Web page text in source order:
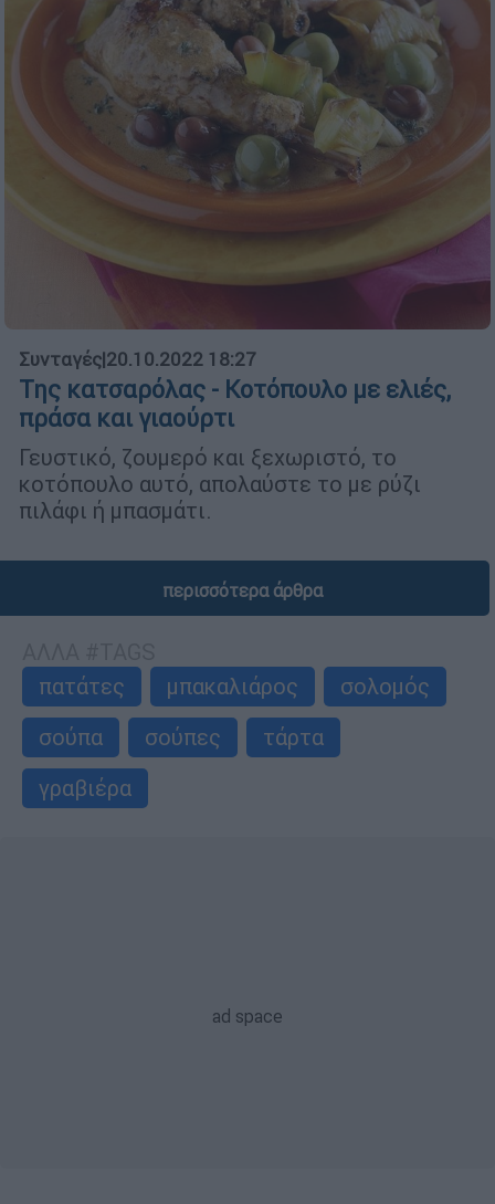
Συνταγές|20.10.2022 18:27
Της κατσαρόλας - Κοτόπουλο με ελιές,
πράσα και γιαούρτι
Γευστικό, ζουμερό και ξεχωριστό, το
κοτόπουλο αυτό, απολαύστε το με ρύζι
πιλάφι ή μπασμάτι.
περισσότερα άρθρα
πατάτες
μπακαλιάρος
σολομός
σούπα
σούπες
τάρτα
γραβιέρα